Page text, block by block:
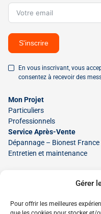
Gérer
Pour offrir les meilleures
S'inscrire
En vous inscrivant, vous
consentez à recevoir des
Mon Projet
Particuliers
Professionnels
Service Après-Vente
Dépannage – Bionest France
Entretien et maintenance